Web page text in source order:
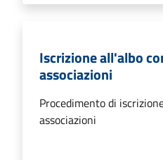
Iscrizione all'albo
associazioni
Procedimento di
associazioni